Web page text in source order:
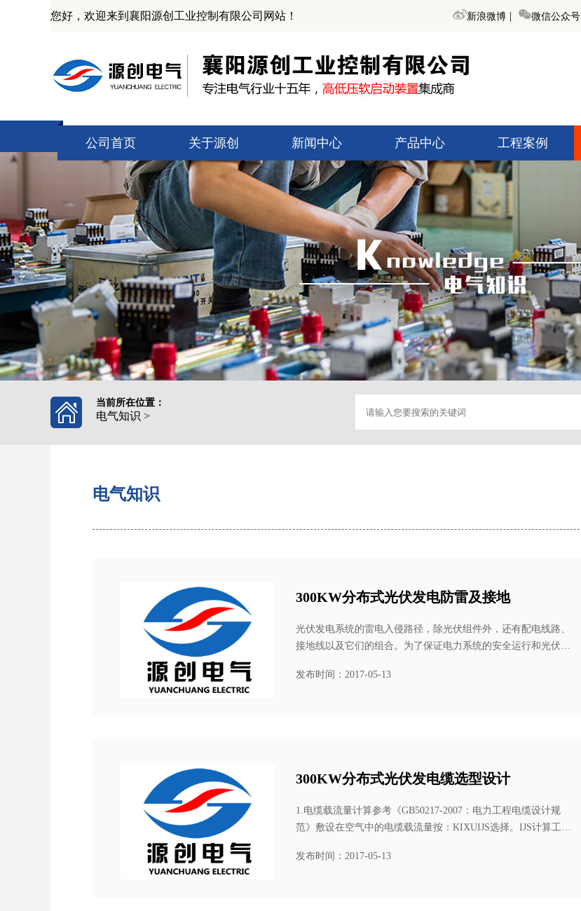
您好，欢迎来到襄阳源创工业控制有限公司网站！ 新浪微博 | 微信公众号
公司首页 关于源创
公司简介
资质证书
产业基地
企业文化
新闻中心
技术知识
源创新闻
业界动态
产品中心
高低压起动柜
无功补偿装置
变频调速器
高低压开关柜
箱变监控助磨
工程案例
当前所在位置：
电气知识 >
电气知识
300KW分布式光伏发电防雷及接地
光伏发电系统的雷电入侵路径，除光伏组件外，还有配电线路、
接地线以及它们的组合。为了保证电力系统的安全运行和光伏发
发布时间：2017-05-13
300KW分布式光伏发电缆选型设计
1.电缆载流量计算参考《GB50217-2007：电力工程电缆设计规
范》敷设在空气中的电缆载流量按：KIXUIJS选择。IJS计算工作
发布时间：2017-05-13